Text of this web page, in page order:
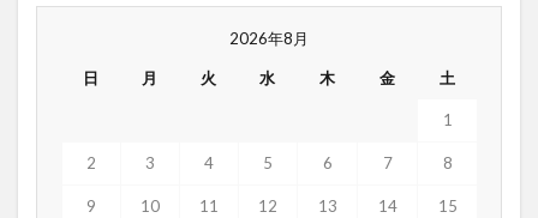
2026年8月
日 月 火 水 木 金 土
1
2 3 4 5 6 7 8
9 10 11 12 13 14 15